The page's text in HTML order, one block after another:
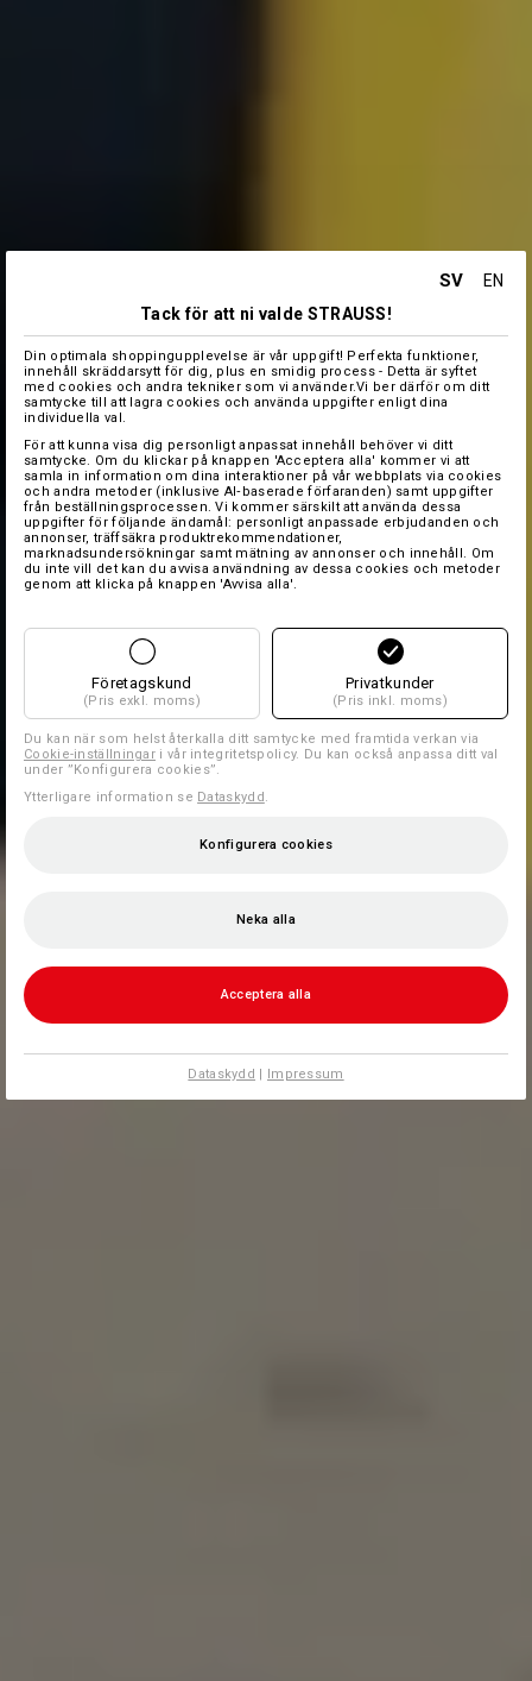
SV
EN
Tack för att ni valde STRAUSS!
Din optimala shoppingupplevelse är vår uppgift! Perfekta funktioner,
innehåll skräddarsytt för dig, plus en smidig process - Detta är syftet
med cookies och andra tekniker som vi använder.Vi ber därför om ditt
samtycke till att lagra cookies och använda uppgifter enligt dina
individuella val.
För att kunna visa dig personligt anpassat innehåll behöver vi ditt
samtycke. Om du klickar på knappen 'Acceptera alla' kommer vi att
samla in information om dina interaktioner på vår webbplats via cookies
och andra metoder (inklusive AI‑baserade förfaranden) samt uppgifter
från beställningsprocessen. Vi kommer särskilt att använda dessa
uppgifter för följande ändamål: personligt anpassade erbjudanden och
annonser, träffsäkra produktrekommendationer,
marknadsundersökningar samt mätning av annonser och innehåll. Om
du inte vill det kan du avvisa användning av dessa cookies och metoder
genom att klicka på knappen 'Avvisa alla'.
Företagskund
(Pris exkl. moms)
Privatkunder
(Pris inkl. moms)
Du kan när som helst återkalla ditt samtycke med framtida verkan via
Cookie-inställningar i vår integritetspolicy. Du kan också anpassa ditt val
under ”Konfigurera cookies”.
Ytterligare information se Dataskydd.
Konfigurera cookies
Neka alla
Acceptera alla
Dataskydd | Impressum